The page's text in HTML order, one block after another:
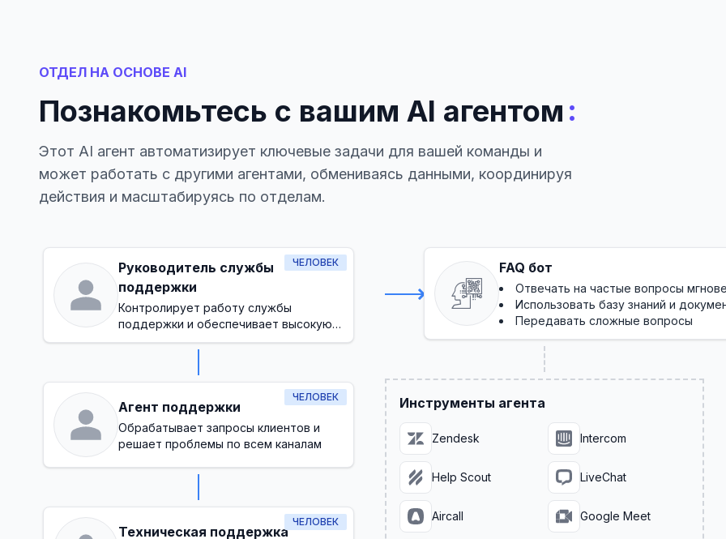
ОТДЕЛ НА ОСНОВЕ AI
Познакомьтесь с вашим AI агентом :
Этот AI агент автоматизирует ключевые задачи для вашей команды и
может работать с другими агентами, обмениваясь данными, координируя
действия и масштабируясь по отделам.
ЧЕЛОВЕК
Руководитель службы
поддержки
Контролирует работу службы
поддержки и обеспечивает высокую
степень удовлетворенности клиентов
ЧЕЛОВЕК
Агент поддержки
Обрабатывает запросы клиентов и
решает проблемы по всем каналам
ЧЕЛОВЕК
Техническая поддержка
FAQ бот
Отвечать на частые вопросы
Использовать базу знаний и
Передавать сложные вопросы
Инструменты агента
Zendesk Intercom
Help Scout LiveChat
Aircall Google Meet